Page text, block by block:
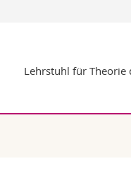
Lehrstuhl für Theorie